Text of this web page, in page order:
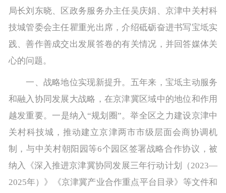
局长刘东晓、区政务服务办主任吴庆娟、京津中关村科
技城管委会主任瞿重光出席，介绍砥砺奋进书写宝坻实
践、善作善成交出发展答卷的有关情况，并回答媒体关
心的问题。
一、战略地位实现新提升。五年来，宝坻主动服务
和融入协同发展大战略，在京津冀区域中的地位和作用
越发重要。一是纳入“规划圈”。举全区之力建设京津中
关村科技城，推动建立京津两市市级层面会商协调机
制，与中关村朝阳园等6个园区签署战略合作协议，被
纳入《深入推进京津冀协同发展三年行动计划（2023—
2025年）》《京津冀产业合作重点平台目录》等文件和